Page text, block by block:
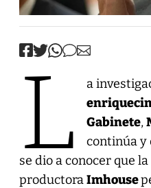
L a
Gabinete,
continúa y
se dio a conocer que la
productoraImhouse